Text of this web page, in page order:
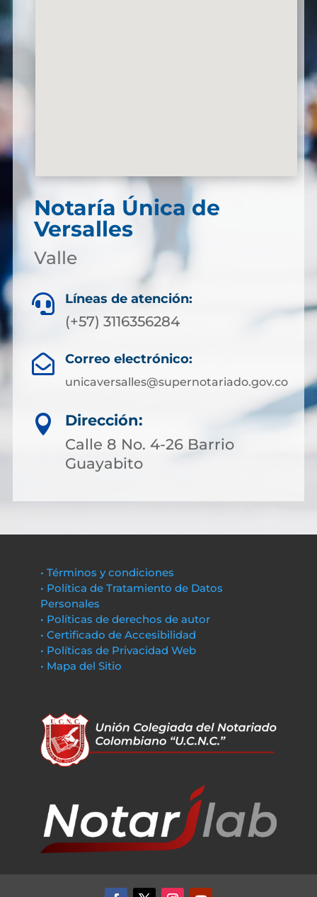
Notaría Única de
Versalles
Valle
 Líneas de atención:
(+57) 3116356284
 Correo electrónico:
unicaversalles@supernotariado.gov.co

Dirección:
Calle 8 No. 4-26 Barrio
Guayabito
• Términos y condiciones
• Política de Tratamiento de Datos
Personales
• Políticas de derechos de autor
• Certificado de Accesibilidad
• Políticas de Privacidad Web
• Mapa del Sitio